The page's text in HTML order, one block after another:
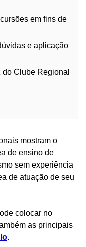
em fins de
e aplicação
Clube Regional
mostram o
de ensino de
sem experiência
de atuação de seu
colocar no
as principais
.